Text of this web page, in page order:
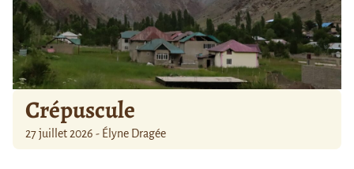
Crépuscule
27 juillet 2026 - Élyne Dragée